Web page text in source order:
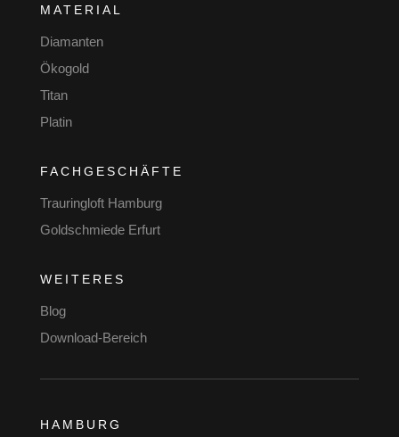
MATERIAL
Diamanten
Ökogold
Titan
Platin
FACHGESCHÄFTE
Trauringloft Hamburg
Goldschmiede Erfurt
WEITERES
Blog
Download-Bereich
HAMBURG